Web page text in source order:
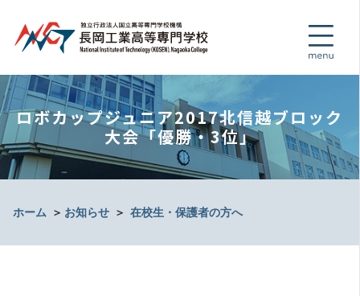
ロボカップジュニア2017北信越ブロック
大会「優勝・3位」
ホーム ＞ お知らせ ＞ 在校生・保護者の方へ